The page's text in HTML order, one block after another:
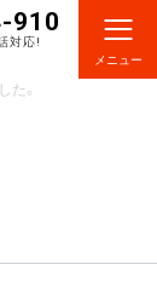
910
対応!
メニュー
た。